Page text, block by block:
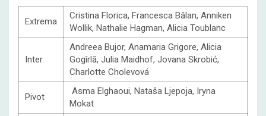
Extrema
Cristina Florica, Francesca Bălan, Anniken
Wollik, Nathalie Hagman, Alicia Toublanc
Inter
Andreea Bujor, Anamaria Grigore, Alicia
Gogîrlă, Julia Maidhof, Jovana Skrobić,
Charlotte Cholevová
Pivot
Asma Elghaoui, Nataša Ljepoja, Iryna
Mokat